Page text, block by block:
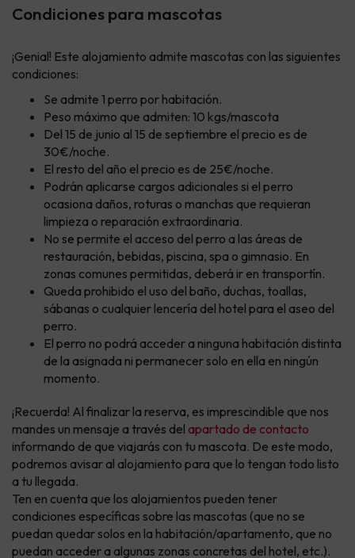
Condiciones para mascotas
¡Genial! Este alojamiento admite mascotas con las siguientes
condiciones:
Se admite 1 perro por habitación.
Peso máximo que admiten: 10 kgs/mascota
Del 15 de junio al 15 de septiembre el precio es de
30€/noche.
El resto del año el precio es de 25€/noche.
Podrán aplicarse cargos adicionales si el perro
ocasiona daños, roturas o manchas que requieran
limpieza o reparación extraordinaria.
No se permite el acceso del perro a las áreas de
restauración, bebidas, piscina, spa o gimnasio. En
zonas comunes permitidas, deberá ir en transportín.
Queda prohibido el uso del baño, duchas, toallas,
sábanas o cualquier lencería del hotel para el aseo del
perro.
El perro no podrá acceder a ninguna habitación distinta
de la asignada ni permanecer solo en ella en ningún
momento.
¡Recuerda! Al finalizar la reserva, es imprescindible que nos
mandes un mensaje a través del apartado de contacto
informando de que viajarás con tu mascota. De este modo,
podremos avisar al alojamiento para que lo tengan todo listo
a tu llegada.
Ten en cuenta que los alojamientos pueden tener
condiciones específicas sobre las mascotas (que no se
puedan quedar solos en la habitación/apartamento, que no
puedan acceder a algunas zonas concretas del hotel, etc.).